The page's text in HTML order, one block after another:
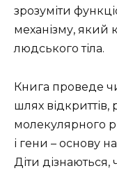
зрозуміти
механізму, який
людського тіла.
Книга проведе
шлях
молекулярного
і гени – основу
Діти дізнаються,